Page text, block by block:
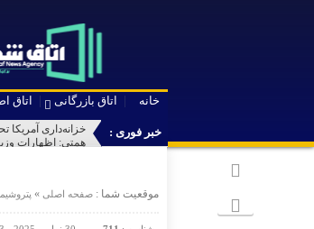
خانه اتاق بازرگانی اتاق
خبر فوری :
خزانه‌داری آمریکا
همتی: اظهارات
بانک مرکزی:
موقعیت شما : صفحه اصلی »